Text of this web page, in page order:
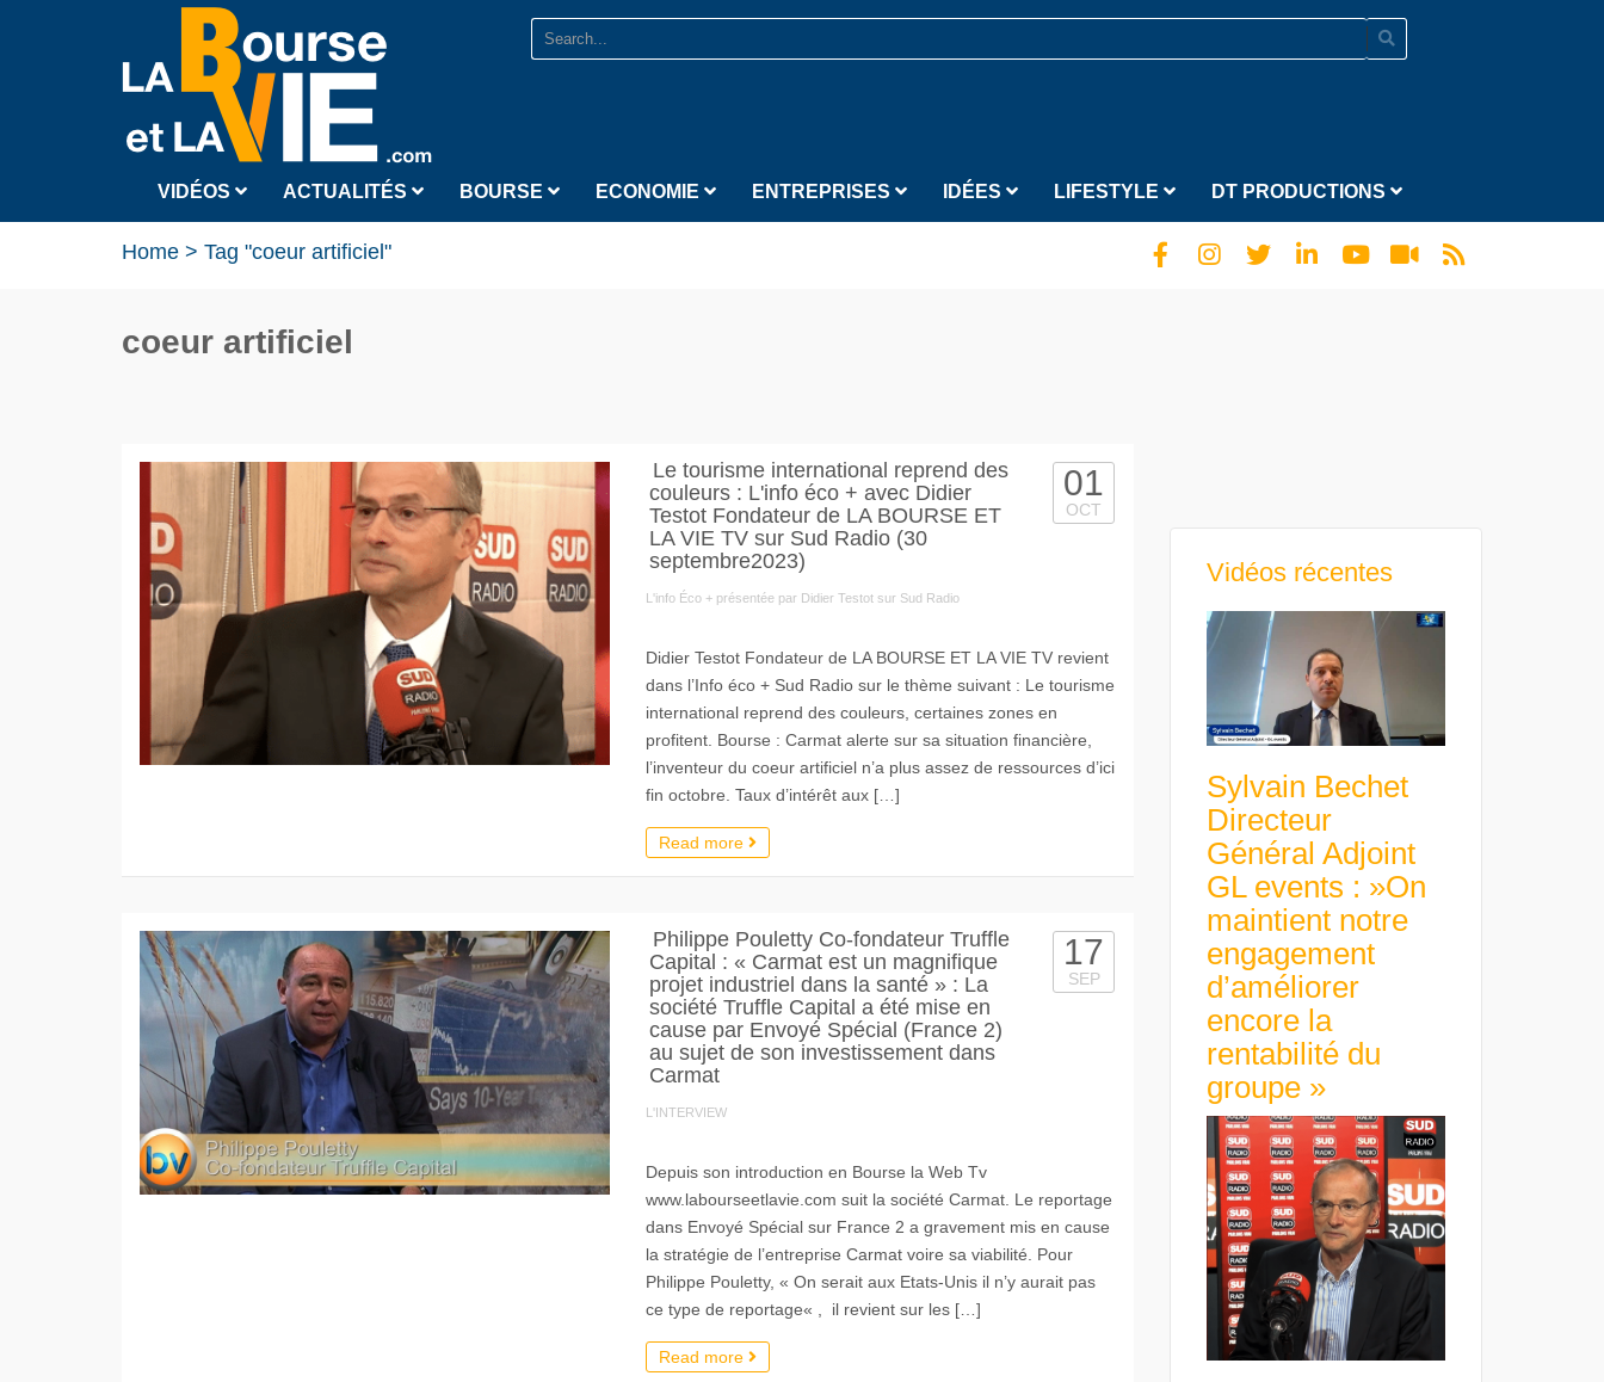
VIDÉOS ACTUALITÉS BOURSE ECONOMIE ENTREPRISES IDÉES LIFESTYLE DT PRODUCTIONS
Home > Tag "coeur artificiel"
coeur artificiel
Le tourisme international reprend des
couleurs : L'info éco + avec Didier
Testot Fondateur de LA BOURSE ET
LA VIE TV sur Sud Radio (30
septembre2023)
L'info Éco + présentée par Didier Testot sur Sud Radio
01
OCT
Didier Testot Fondateur de LA BOURSE ET LA VIE TV revient
dans l’Info éco + Sud Radio sur le thème suivant : Le tourisme
international reprend des couleurs, certaines zones en
profitent. Bourse : Carmat alerte sur sa situation financière,
l’inventeur du coeur artificiel n’a plus assez de ressources d’ici
fin octobre. Taux d’intérêt aux […]
Read more
Philippe Pouletty Co-fondateur Truffle
Capital : « Carmat est un magnifique
projet industriel dans la santé » : La
société Truffle Capital a été mise en
cause par Envoyé Spécial (France 2)
au sujet de son investissement dans
Carmat
L'INTERVIEW
17
SEP
Depuis son introduction en Bourse la Web Tv
www.labourseetlavie.com suit la société Carmat. Le reportage
dans Envoyé Spécial sur France 2 a gravement mis en cause
la stratégie de l’entreprise Carmat voire sa viabilité. Pour
Philippe Pouletty, « On serait aux Etats-Unis il n’y aurait pas
ce type de reportage« , il revient sur les […]
Read more
Vidéos récentes
Sylvain Bechet
Directeur
Général Adjoint
GL events : »On
maintient notre
engagement
d’améliorer
encore la
rentabilité du
groupe »